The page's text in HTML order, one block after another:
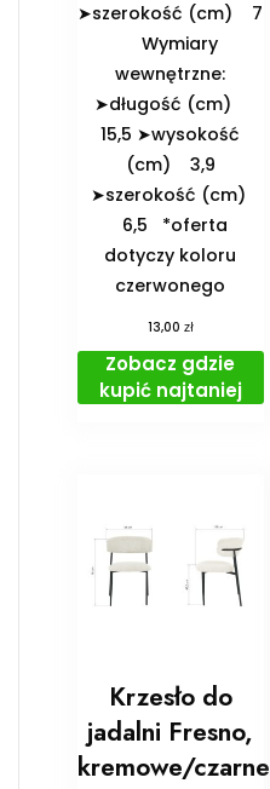
➤szerokość (cm) 7
️Wymiary
wewnętrzne:
➤długość (cm)
15,5 ➤wysokość
(cm) 3,9
➤szerokość (cm)
6,5 *oferta
dotyczy koloru
czerwonego
13,00 zł
Zobacz gdzie
kupić najtaniej
Krzesło do
jadalni Fresno,
kremowe/czarne